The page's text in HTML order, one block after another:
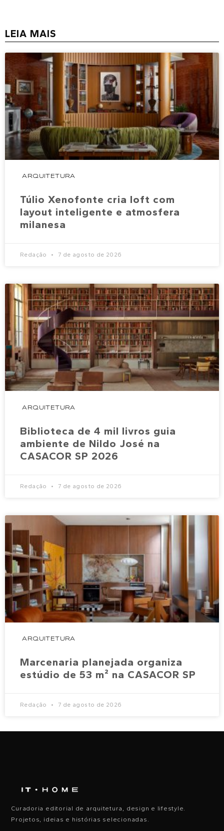
LEIA MAIS
ARQUITETURA
Túlio Xenofonte cria loft com
layout inteligente e atmosfera
milanesa
Redação 7 de agosto de 2026
ARQUITETURA
Biblioteca de 4 mil livros guia
ambiente de Nildo José na
CASACOR SP 2026
Redação 7 de agosto de 2026
ARQUITETURA
Marcenaria planejada organiza
estúdio de 53 m² na CASACOR SP
Redação 7 de agosto de 2026
Curadoria editorial de arquitetura, design e lifestyle.
Projetos, ideias e histórias selecionadas.